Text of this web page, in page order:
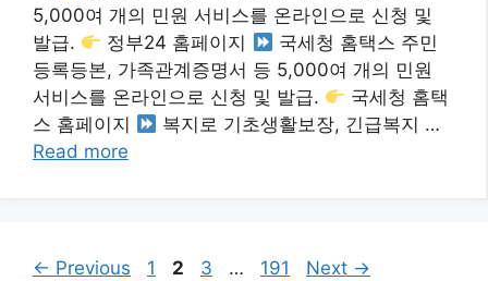
5,000여 개의 민원 서비스를 온라인으로 신청 및
발급.
정부24 홈페이지
국세청 홈택스 주민
등록등본, 가족관계증명서 등 5,000여 개의 민원
서비스를 온라인으로 신청 및 발급.
국세청 홈택
스 홈페이지
복지로 기초생활보장, 긴급복지 …
Read more
← Previous Page
1 Page
2 Page
3 … Page
191 Next →